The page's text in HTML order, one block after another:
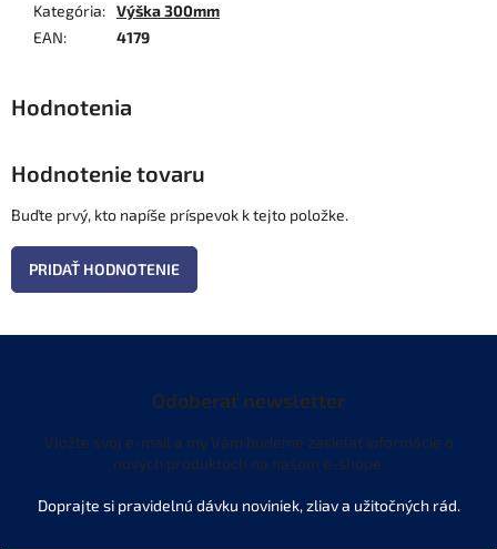
Kategória: Výška 300mm
EAN: 4179
Hodnotenie tovaru
Buďte prvý, kto napíše príspevok k tejto položke.
PRIDAŤ HODNOTENIE
Odoberať newsletter
Vložte svoj e-mail a my Vám budeme zasielať informácie o
nových produktoch na našom e-shope.